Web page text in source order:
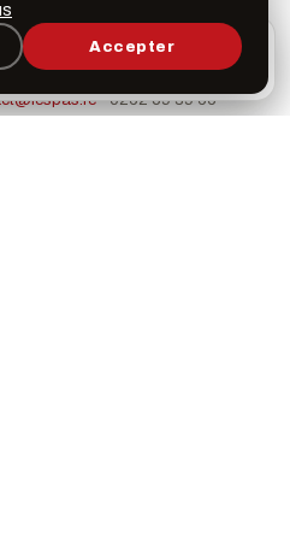
· 0262 59 39 66
sur votre écran
×
Accepter